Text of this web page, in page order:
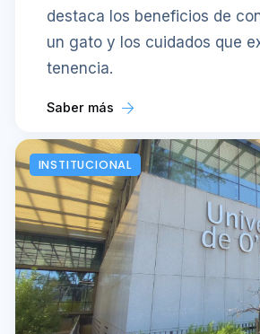
destaca los beneficios de
un gato y los cuidados que
tenencia.
Saber más
INSTITUCIONAL